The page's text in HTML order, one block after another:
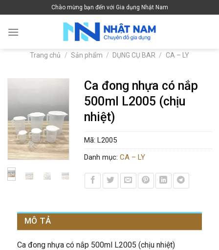
to
content
Chào mừng bạn đến với Gia dụng Nhật Nam
Trang chủ / Sản phẩm / DỤNG CỤ BAR / CA – LY
Ca đong nhựa có nắp
500ml L2005 (chịu
nhiệt)
Mã: L2005
Danh mục: CA – LY
MÔ TẢ
Ca đong nhựa có nắp 500ml L2005 (chịu nhiệt)